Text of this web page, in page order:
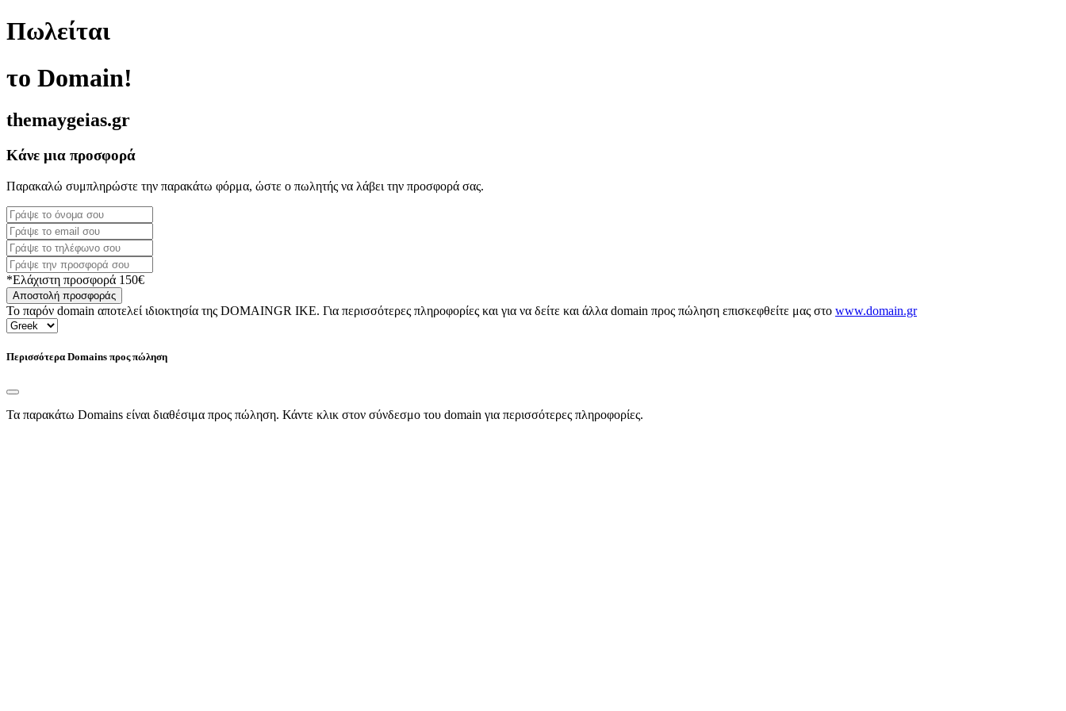
Πωλείται
το Domain!
themaygeias.gr
Κάνε μια προσφορά
Παρακαλώ συμπληρώστε την παρακάτω φόρμα, ώστε ο πωλητής να λάβει την προσφορά σας.
*Ελάχιστη προσφορά 150€
Αποστολή προσφοράς
Το παρόν domain αποτελεί ιδιοκτησία της DOMAINGR ΙΚΕ. Για περισσότερες πληροφορίες και για να δείτε και άλλα domain προς πώληση επισκεφθείτε μας στο www.domain.gr
Περισσότερα Domains προς πώληση
Τα παρακάτω Domains είναι διαθέσιμα προς πώληση. Κάντε κλικ στον σύνδεσμο του domain για περισσότερες πληροφορίες.